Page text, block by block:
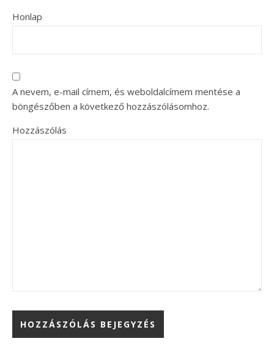
Honlap
A nevem, e-mail címem, és weboldalcímem mentése a
böngészőben a következő hozzászólásomhoz.
Hozzászólás